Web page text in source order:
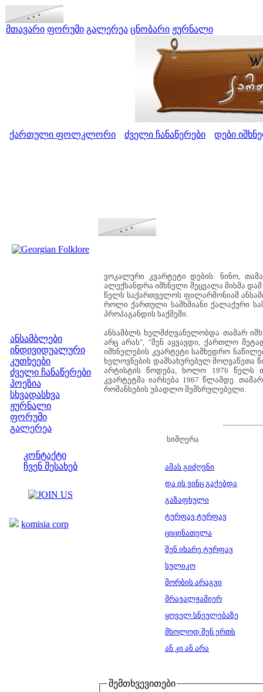
მთავარი ფორუმი გალერეა ცნობარი ჟურნალი
ქართული ფოლკლორი ძველი ჩანაწერები დები
ანსამბლები
ინდივიდუალური
კუთხეები
ძველი ჩანაწერები
პოეზია
სხვადასხვა
ჟურნალი
ფორუმი
გალერეა
კონტაქტი
ჩვენ შესახებ
komisia corp
ვოკალური კვარტეტი დების: ნინო,
ალექსანდრა იშხნელი შეცვალა მისმა
წელს საქართველოს ფილარმონიამ
როლი ქართული სამხმიანი ქალაქური
პროპაგანდის საქმეში.
ანსამბლს ხელმძღვანელობდა თამარ
არც არას", "შენ აყვავდი, ქართლო
იშხნელების კვარტეტი სამხედრო
ხელოვნების დამსახურებულ მოღვაწეთა
არტისტის წოდება, ხოლო 1976 წელს
კვარტეტმა იარსება 1967 წლამდე.
რომანსების უბადლო შემსრულებელი.
სიმღერა
ამას გიძღვნი
და ის ვინც გაქებდა
გაზაფხული
ტურფავ ტურფავ
ციცინათელა
შენ იხარე ტურფავ
სულიკო
მორბის არაგვი
მრავალჟამიერ
ყოველ სნეულებაზე
მხოლოდ შენ ერთს
ან კი ან არა
შემთხვევითები